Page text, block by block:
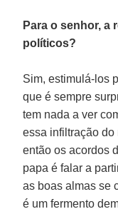
Para o senhor, a
políticos?
Sim, estimulá-los
que é sempre
tem nada a ver
essa infiltração
então os acordos
papa é falar a
as boas almas se
é um fermento